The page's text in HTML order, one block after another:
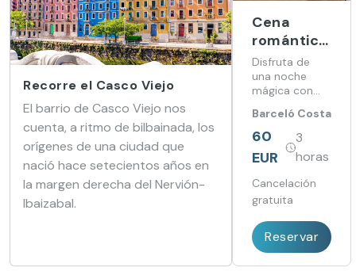
Recorre el Casco Viejo
El barrio de Casco Viejo nos
cuenta, a ritmo de bilbainada, los
orígenes de una ciudad que
nació hace setecientos años en
la margen derecha del Nervión-
Ibaizabal.
Cena
romántica
en Barceló
Costa
Vasca
Disfruta de
una noche
mágica con
maridada, el
ambiente
perfecto y un
toque de
romance
Barceló Costa
Vasca
60
EUR
3
horas
Cancelación
gratuita
Reservar